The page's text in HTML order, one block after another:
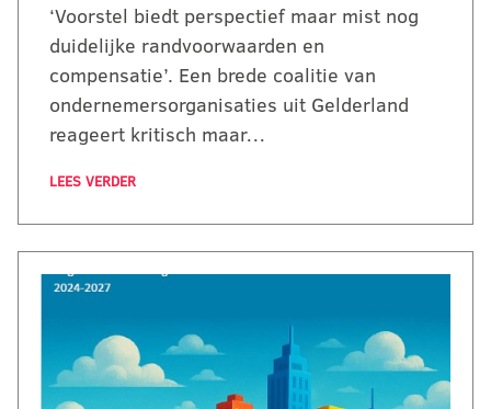
‘Voorstel biedt perspectief maar mist nog
duidelijke randvoorwaarden en
compensatie’. Een brede coalitie van
ondernemersorganisaties uit Gelderland
reageert kritisch maar…
LEES VERDER